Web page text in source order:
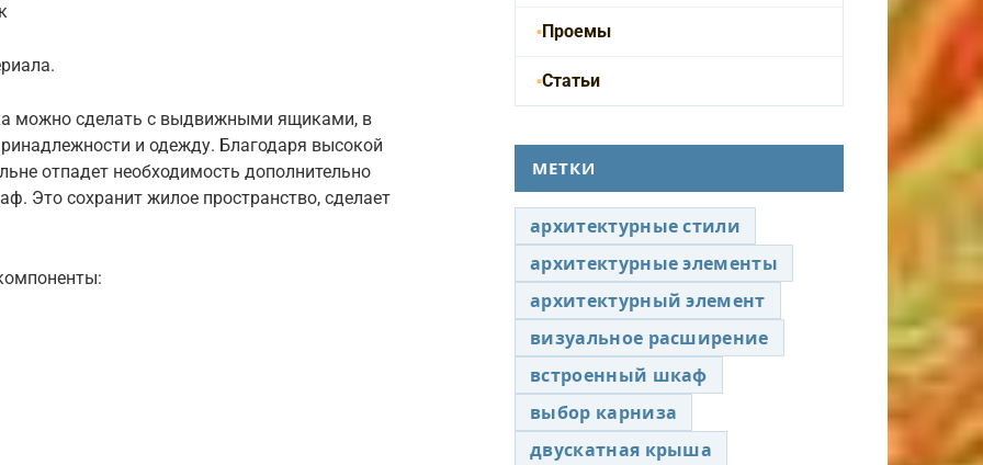
можно сделать с выдвижными ящиками, в
и одежду. Благодаря высокой
отпадет необходимость дополнительно
Это сохранит жилое пространство, сделает
Проемы
Статьи
МЕТКИ
архитектурные стили
архитектурные элементы
архитектурный элемент
визуальное расширение
встроенный шкаф
выбор карниза
двускатная крыша